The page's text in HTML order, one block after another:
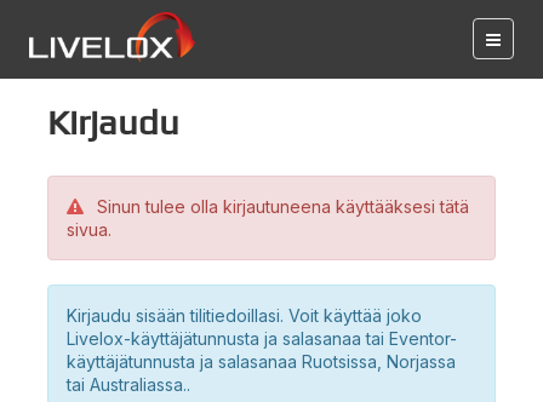
Kirjaudu
Sinun tulee olla kirjautuneena käyttääksesi tätä
sivua.
Kirjaudu sisään tilitiedoillasi. Voit käyttää joko
Livelox-käyttäjätunnusta ja salasanaa tai Eventor-
käyttäjätunnusta ja salasanaa Ruotsissa, Norjassa
tai Australiassa..